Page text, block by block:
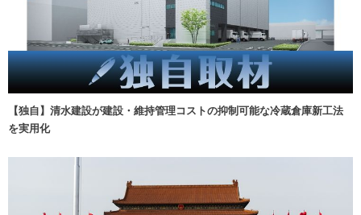
【独自】清水建設が建設・維持管理コストの抑制可能な冷蔵倉庫新工法
を実用化